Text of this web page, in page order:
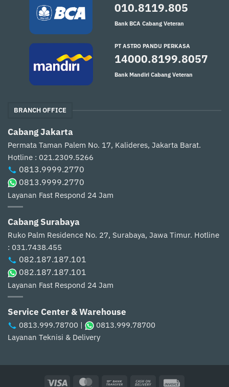
010.8119.805
Bank BCA Cabang Veteran
PT ASTRO PANDU PERKASA
14000.8199.8057
Bank Mandiri Cabang Veteran
BRANCH OFFICE
Cabang Jakarta
Permata Taman Palem No. 17, Kalideres, Jakarta Barat.
Hotline : 021.2309.5266
0813.9999.2770
0813.9999.2770
Layanan Fast Respond 24 Jam
Cabang Surabaya
Ruko Palm Residence No. 27, Surabaya, Jawa Timur. Hotline
: 031.7438.455
082.187.187.101
082.187.187.101
Layanan Fast Respond 24 Jam
Service Center & Warehouse
0813.999.78700 | 0813.999.78700
Layanan Teknisi & Delivery
Visa MasterCardBank Cash